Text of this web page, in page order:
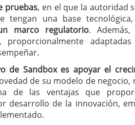
pruebas, en el que la autoridad
tengan una base tecnológica,
marco regulatorio.
proporcionalmente
de Sandbox es apoyar el
de su modelo de negocio,
de las ventajas que
desarrollo de la innovación,